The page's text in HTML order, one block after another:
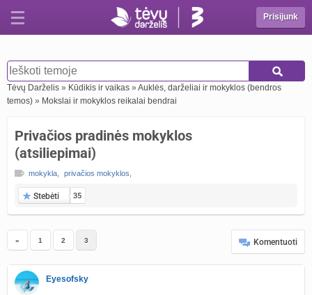
Prisijunk
Tėvų Darželis » Kūdikis ir vaikas » Auklės, darželiai ir mokyklos (bendros
temos) » Mokslai ir mokyklos reikalai bendrai
Privačios pradinės mokyklos
(atsiliepimai)
mokykla privačios mokyklos
Stebėti 35
« 1 2 3 Komentuoti
Eyesofsky